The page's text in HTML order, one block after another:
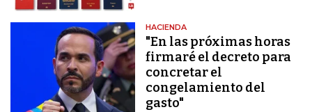
HACIENDA
"En las próximas horas
firmaré el decreto para
concretar el
congelamiento del
gasto"